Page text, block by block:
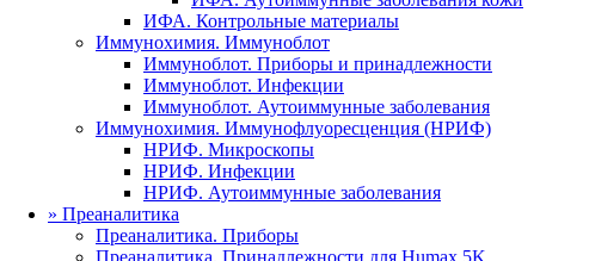
ИФА. Контрольные материалы
Иммунохимия. Иммуноблот
Иммуноблот. Приборы и принадлежности
Иммуноблот. Инфекции
Иммуноблот. Аутоиммунные заболевания
Иммунохимия. Иммунофлуоресценция (НРИФ)
НРИФ. Микроскопы
НРИФ. Инфекции
НРИФ. Аутоиммунные заболевания
» Преаналитика
Преаналитика. Приборы